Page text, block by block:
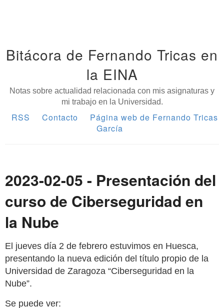
Bitácora de Fernando Tricas en
la EINA
Notas sobre actualidad relacionada con mis asignaturas y
mi trabajo en la Universidad.
RSS Contacto
Página web de Fernando Tricas
García
2023-02-05 - Presentación del
curso de Ciberseguridad en
la Nube
El jueves día 2 de febrero estuvimos en Huesca,
presentando la nueva edición del título propio de la
Universidad de Zaragoza “Ciberseguridad en la
Nube”.
Se puede ver: